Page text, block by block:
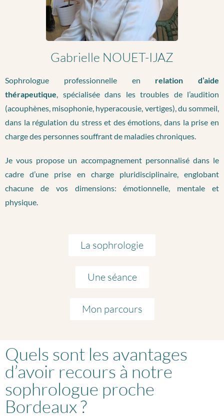
Gabrielle NOUET-IJAZ
Sophrologue professionnelle en relation d’aide
thérapeutique, spécialisée dans les troubles de l’audition
(acouphènes, misophonie, hyperacousie, vertiges), du sommeil,
dans la régulation du stress et des émotions, dans la prise en
charge des personnes souffrant de maladies chroniques.
Je vous propose un accompagnement personnalisé dans le
cadre d’une prise en charge pluridisciplinaire, englobant
chacune de vos dimensions: émotionnelle, mentale et
physique.
La sophrologie
Une séance
Mon parcours
Quels sont les avantages
d’avoir recours à notre
sophrologue proche
Bordeaux ?